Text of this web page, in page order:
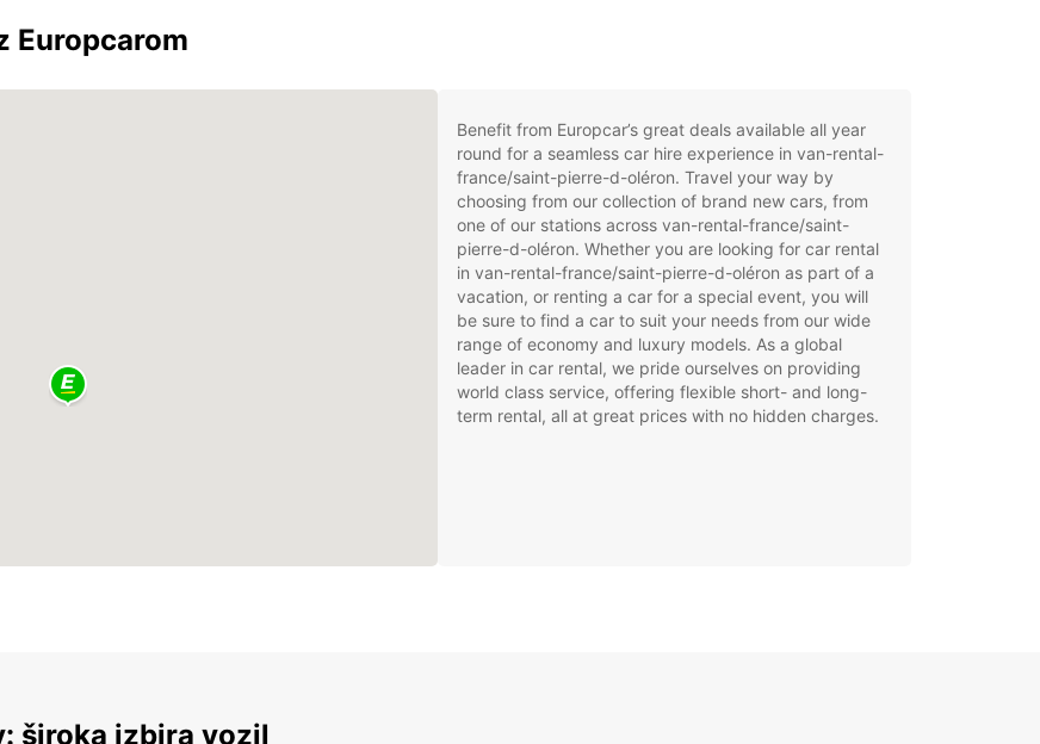
Europcarom
Benefit from Europcar’s great deals available all year
round for a seamless car hire experience in van-rental-
france/saint-pierre-d-oléron. Travel your way by
choosing from our collection of brand new cars, from
one of our stations across van-rental-france/saint-
pierre-d-oléron. Whether you are looking for car rental
in van-rental-france/saint-pierre-d-oléron as part of a
vacation, or renting a car for a special event, you will
be sure to find a car to suit your needs from our wide
range of economy and luxury models. As a global
leader in car rental, we pride ourselves on providing
world class service, offering flexible short- and long-
term rental, all at great prices with no hidden charges.
široka izbira vozil